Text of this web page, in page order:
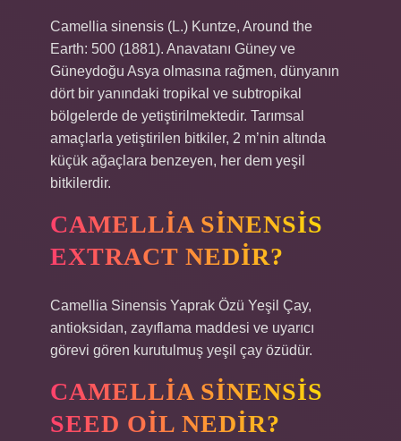
Camellia sinensis (L.) Kuntze, Around the
Earth: 500 (1881). Anavatanı Güney ve
Güneydoğu Asya olmasına rağmen, dünyanın
dört bir yanındaki tropikal ve subtropikal
bölgelerde de yetiştirilmektedir. Tarımsal
amaçlarla yetiştirilen bitkiler, 2 m’nin altında
küçük ağaçlara benzeyen, her dem yeşil
bitkilerdir.
CAMELLIA SINENSIS
EXTRACT NEDIR?
Camellia Sinensis Yaprak Özü Yeşil Çay,
antioksidan, zayıflama maddesi ve uyarıcı
görevi gören kurutulmuş yeşil çay özüdür.
CAMELLIA SINENSIS
SEED OIL NEDIR?